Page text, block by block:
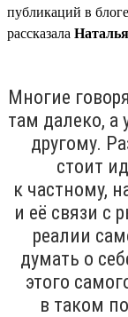
публикаций в
рассказала
Многие
там далеко, а
другому.
стоит
к частному,
и её связи с
реалии
думать о
этого
в таком